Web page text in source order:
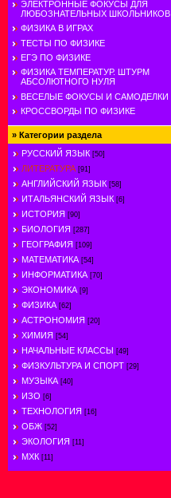
ЭЛЕКТРОННЫЕ ФОКУСЫ ДЛЯ
ЛЮБОЗНАТЕЛЬНЫХ ШКОЛЬНИКОВ
ФИЗИКА В ИГРАХ
ТЕСТЫ ПО ФИЗИКЕ
ЕГЭ ПО ФИЗИКЕ
ФИЗИКА ТЕМПЕРАТУР. ШТУРМ
АБСОЛЮТНОГО НУЛЯ
ВЕСЕЛЫЕ ФОКУСЫ И САМОДЕЛКИ
КРОССВОРДЫ ПО ФИЗИКЕ
» Категории раздела
РУССКИЙ ЯЗЫК [50]
ЛИТЕРАТУРА [91]
АНГЛИЙСКИЙ ЯЗЫК [58]
ИТАЛЬЯНСКИЙ ЯЗЫК [6]
ИСТОРИЯ [90]
БИОЛОГИЯ [287]
ГЕОГРАФИЯ [109]
МАТЕМАТИКА [54]
ИНФОРМАТИКА [70]
ЭКОНОМИКА [9]
ФИЗИКА [62]
АСТРОНОМИЯ [20]
ХИМИЯ [54]
НАЧАЛЬНЫЕ КЛАССЫ [49]
ФИЗКУЛЬТУРА И СПОРТ [29]
МУЗЫКА [40]
ИЗО [6]
ТЕХНОЛОГИЯ [16]
ОБЖ [52]
ЭКОЛОГИЯ [11]
МХК [11]